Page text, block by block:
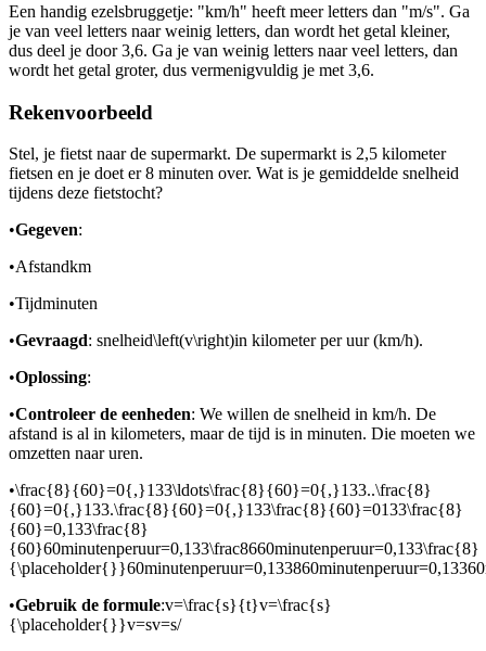
Een handig ezelsbruggetje: "km/h" heeft meer letters dan "m/s". Ga
je van veel letters naar weinig letters, dan wordt het getal kleiner,
dus deel je door 3,6. Ga je van weinig letters naar veel letters, dan
wordt het getal groter, dus vermenigvuldig je met 3,6.
Rekenvoorbeeld
Stel, je fietst naar de supermarkt. De supermarkt is 2,5 kilometer
fietsen en je doet er 8 minuten over. Wat is je gemiddelde snelheid
tijdens deze fietstocht?
•Gegeven:
•Afstandkm
•Tijdminuten
•Gevraagd: snelheid\left(v\right)in kilometer per uur (km/h).
•Oplossing:
•Controleer de eenheden: We willen de snelheid in km/h. De
afstand is al in kilometers, maar de tijd is in minuten. Die moeten we
omzetten naar uren.
•\frac{8}{60}=0{,}133\ldots\frac{8}{60}=0{,}133..\frac{8}
{60}=0{,}133.\frac{8}{60}=0{,}133\frac{8}{60}=0133\frac{8}
{60}=0,133\frac{8}
{60}60minutenperuur=0,133\frac8660minutenperuur=0,133\frac{8}
•Gebruik de formule:v=\frac{s}{t}v=\frac{s}
{\placeholder{}}v=sv=s/